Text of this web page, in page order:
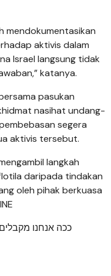
mendokumentasikan
aktivis dalam
Israel langsung tidak
katanya.
pasukan
nasihat undang-
segera
aktivis tersebut.
langkah
daripada tindakan
oleh pihak berkuasa
ככה אנחנו